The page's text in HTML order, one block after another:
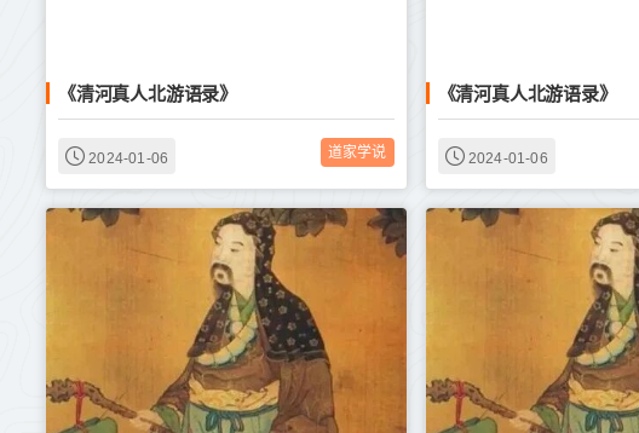
《清河真人北游语录》
2024-01-06 道家学说
《清河真人北游语录》
2024-01-06